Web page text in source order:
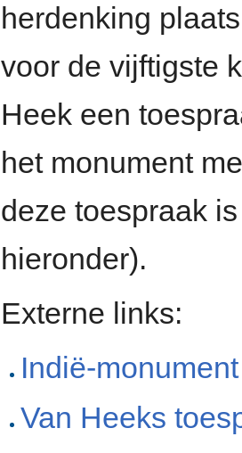
herdenking
voor de vijftigste
Heek een
het monument
deze toespraak
hieronder).
Externe links:
Indië-
Van Heeks